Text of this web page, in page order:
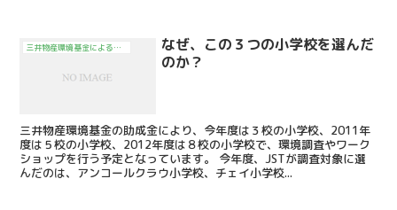
三井物産環境基金による活動
なぜ、この３つの小学校を選んだ
のか？
三井物産環境基金の助成金により、今年度は３校の小学校、2011年
度は５校の小学校、2012年度は８校の小学校で、環境調査やワーク
ショップを行う予定となっています。 今年度、JSTが調査対象に選
んだのは、アンコールクラウ小学校、チェイ小学校...